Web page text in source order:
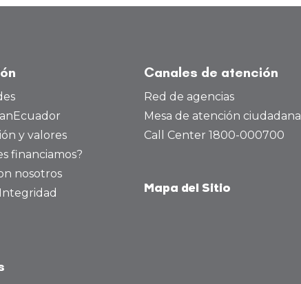
y valores
financiamos?
nosotros
Canales de atención
Red de agencias
Mesa de atención ciudadana
Call Center 1800-000700
Mapa del Sitio